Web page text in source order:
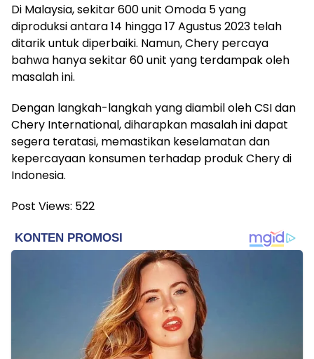
Di Malaysia, sekitar 600 unit Omoda 5 yang
diproduksi antara 14 hingga 17 Agustus 2023 telah
ditarik untuk diperbaiki. Namun, Chery percaya
bahwa hanya sekitar 60 unit yang terdampak oleh
masalah ini.
Dengan langkah-langkah yang diambil oleh CSI dan
Chery International, diharapkan masalah ini dapat
segera teratasi, memastikan keselamatan dan
kepercayaan konsumen terhadap produk Chery di
Indonesia.
Post Views: 522